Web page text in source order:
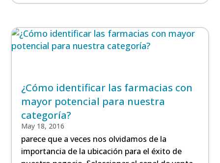
¿Cómo identificar las farmacias con
mayor potencial para nuestra
categoría?
May 18, 2016
parece que a veces nos olvidamos de la
importancia de la ubicación para el éxito de